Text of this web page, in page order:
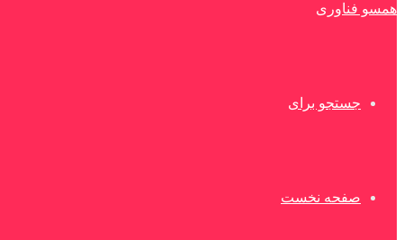
همسو فناوری
جستجو برای
صفحه نخست